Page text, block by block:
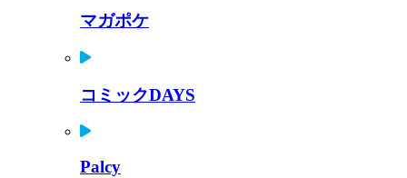
マガポケ
コミックDAYS
Palcy